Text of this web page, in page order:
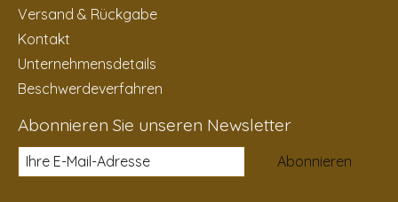
Versand & Rückgabe
Kontakt
Unternehmensdetails
Beschwerdeverfahren
Abonnieren Sie unseren Newsletter
Abonnieren